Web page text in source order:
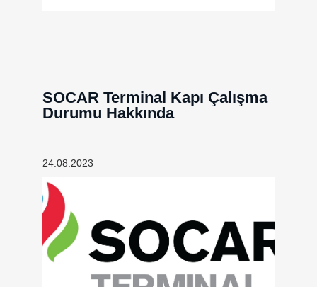
SOCAR Terminal Kapı Çalışma
Durumu Hakkında
24.08.2023